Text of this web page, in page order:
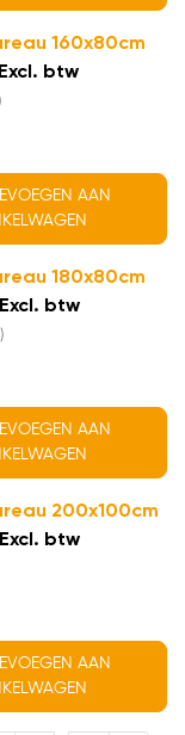
160x80cm
btw
AAN
180x80cm
btw
AAN
200x100cm
btw
AAN